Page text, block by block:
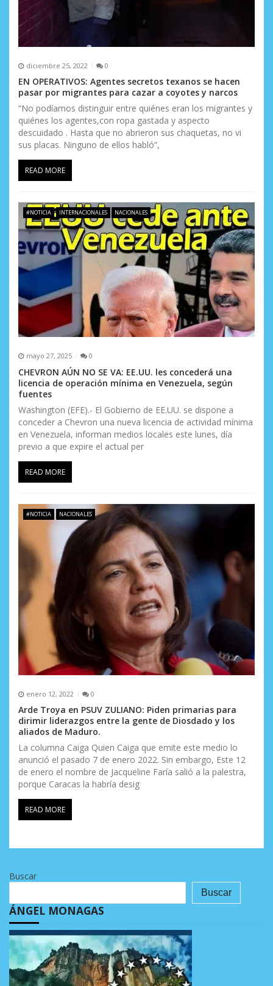
a
s
diciembre 25, 2022 0
EN OPERATIVOS: Agentes secretos texanos se hacen
pasar por migrantes para cazar a coyotes y narcos
“No podíamos distinguir entre quiénes eran los migrantes y
quiénes los agentes,con ropa gastada y aspecto
descuidado . Hasta que no abrieron sus chaquetas, no vi
sus placas. Ninguno de ellos habló”,
READ MORE
#NOTICIA INTERNACIONALES NACIONALES
mayo 27, 2025 0
CHEVRON AÚN NO SE VA: EE.UU. les concederá una
licencia de operación mínima en Venezuela, según
fuentes
Washington (EFE).- El Gobierno de EE.UU. se dispone a
conceder a Chevron una nueva licencia de actividad mínima
en Venezuela, informan medios locales este lunes, día
previo a que expire el actual per
READ MORE
#NOTICIA NACIONALES
enero 12, 2022 0
Arde Troya en PSUV ZULIANO: Piden primarias para
dirimir liderazgos entre la gente de Diosdado y los
aliados de Maduro.
La columna Caiga Quien Caiga que emite este medio lo
anunció el pasado 7 de enero 2022. Sin embargo, Este 12
de enero el nombre de Jacqueline Faría salió a la palestra,
porque Caracas la habría desig
READ MORE
Buscar
Buscar
ÁNGEL MONAGAS